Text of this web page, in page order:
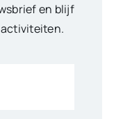
en blijf
activiteiten.